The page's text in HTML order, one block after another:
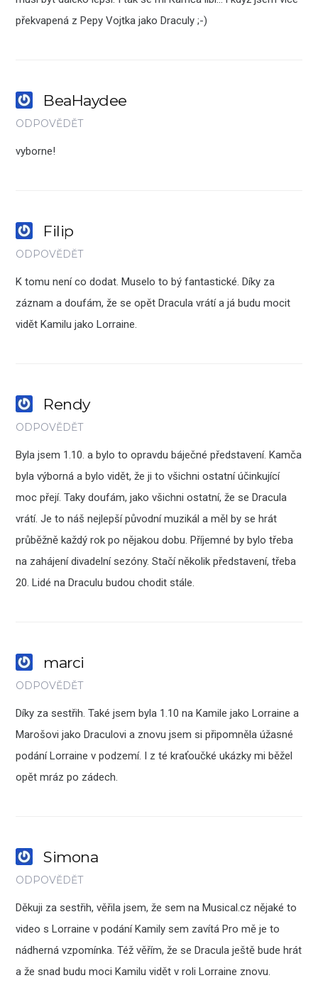
překvapená z Pepy Vojtka jako Draculy ;-)
BeaHaydee
ODPOVĚDĚT
vyborne!
Filip
ODPOVĚDĚT
K tomu není co dodat. Muselo to bý fantastické. Díky za
záznam a doufám, že se opět Dracula vrátí a já budu mocit
vidět Kamilu jako Lorraine.
Rendy
ODPOVĚDĚT
Byla jsem 1.10. a bylo to opravdu báječné představení. Kamča
byla výborná a bylo vidět, že ji to všichni ostatní účinkující
moc přejí. Taky doufám, jako všichni ostatní, že se Dracula
vrátí. Je to náš nejlepší původní muzikál a měl by se hrát
průběžně každý rok po nějakou dobu. Příjemné by bylo třeba
na zahájení divadelní sezóny. Stačí několik představení, třeba
20. Lidé na Draculu budou chodit stále.
marci
ODPOVĚDĚT
Díky za sestřih. Také jsem byla 1.10 na Kamile jako Lorraine a
Marošovi jako Draculovi a znovu jsem si připomněla úžasné
podání Lorraine v podzemí. I z té kraťoučké ukázky mi běžel
opět mráz po zádech.
Simona
ODPOVĚDĚT
Děkuji za sestřih, věřila jsem, že sem na Musical.cz nějaké to
video s Lorraine v podání Kamily sem zavítá Pro mě je to
nádherná vzpomínka. Též věřím, že se Dracula ještě bude hrát
a že snad budu moci Kamilu vidět v roli Lorraine znovu.